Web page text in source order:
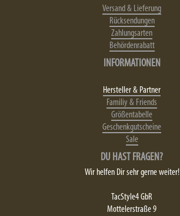
Versand & Lieferung
Rücksendungen
Zahlungsarten
Behördenrabatt
INFORMATIONEN
Hersteller & Partner
Familiy & Friends
Größentabelle
Geschenkgutscheine
Sale
DU HAST FRAGEN?
Wir helfen Dir sehr gerne weiter!
TacStyle4 GbR
Mottelerstraße 9